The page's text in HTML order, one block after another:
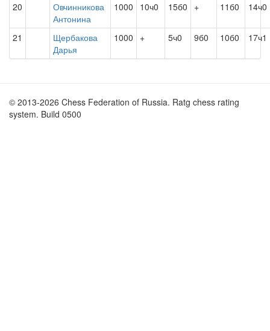
20
Овчинникова
Антонина
1000 10ч0 15б0 + 11б0 14ч0
21
Щербакова
Дарья
1000 + 5ч0 9б0 10б0 17ч1
© 2013-2026 Chess Federation of Russia. Ratg chess rating
system. Build 0500